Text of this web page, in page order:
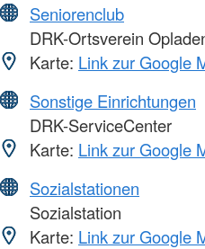
Seniorenclub
DRK-Ortsverein
Karte: Link zur Google
Sonstige Einrichtungen
DRK-ServiceCenter
Karte: Link zur Google
Sozialstationen
Sozialstation
Karte: Link zur Google